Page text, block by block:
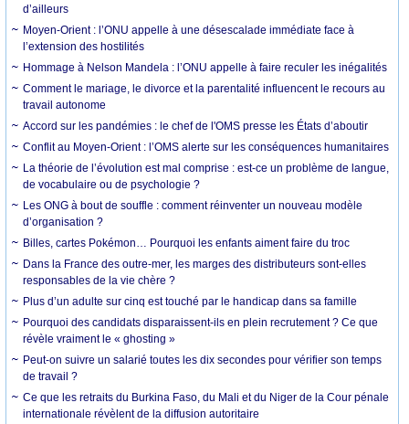
d’ailleurs
Moyen-Orient : l’ONU appelle à une désescalade immédiate face à
l’extension des hostilités
Hommage à Nelson Mandela : l’ONU appelle à faire reculer les inégalités
Comment le mariage, le divorce et la parentalité influencent le recours au
travail autonome
Accord sur les pandémies : le chef de l'OMS presse les États d’aboutir
Conflit au Moyen-Orient : l’OMS alerte sur les conséquences humanitaires
La théorie de l’évolution est mal comprise : est-ce un problème de langue,
de vocabulaire ou de psychologie ?
Les ONG à bout de souffle : comment réinventer un nouveau modèle
d’organisation ?
Billes, cartes Pokémon… Pourquoi les enfants aiment faire du troc
Dans la France des outre-mer, les marges des distributeurs sont-elles
responsables de la vie chère ?
Plus d’un adulte sur cinq est touché par le handicap dans sa famille
Pourquoi des candidats disparaissent-ils en plein recrutement ? Ce que
révèle vraiment le « ghosting »
Peut-on suivre un salarié toutes les dix secondes pour vérifier son temps
de travail ?
Ce que les retraits du Burkina Faso, du Mali et du Niger de la Cour pénale
internationale révèlent de la diffusion autoritaire